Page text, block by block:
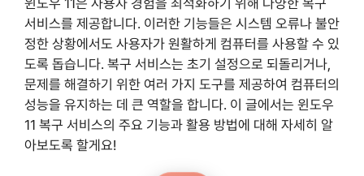
서비스를 제공합니다. 이러한 기능들은 시스템 오류나 불안
정한 상황에서도 사용자가 원활하게 컴퓨터를 사용할 수 있
도록 돕습니다. 복구 서비스는 초기 설정으로 되돌리거나,
문제를 해결하기 위한 여러 가지 도구를 제공하여 컴퓨터의
성능을 유지하는 데 큰 역할을 합니다. 이 글에서는 윈도우
11 복구 서비스의 주요 기능과 활용 방법에 대해 자세히 알
아보도록 할게요!